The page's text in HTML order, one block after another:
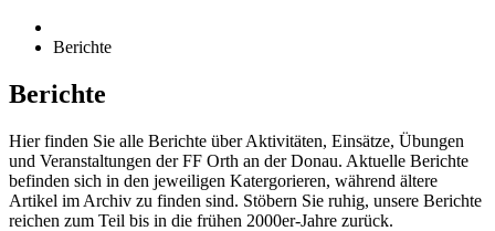
Berichte
Berichte
Hier finden Sie alle Berichte über Aktivitäten, Einsätze, Übungen
und Veranstaltungen der FF Orth an der Donau. Aktuelle Berichte
befinden sich in den jeweiligen Katergorieren, während ältere
Artikel im Archiv zu finden sind. Stöbern Sie ruhig, unsere Berichte
reichen zum Teil bis in die frühen 2000er-Jahre zurück.